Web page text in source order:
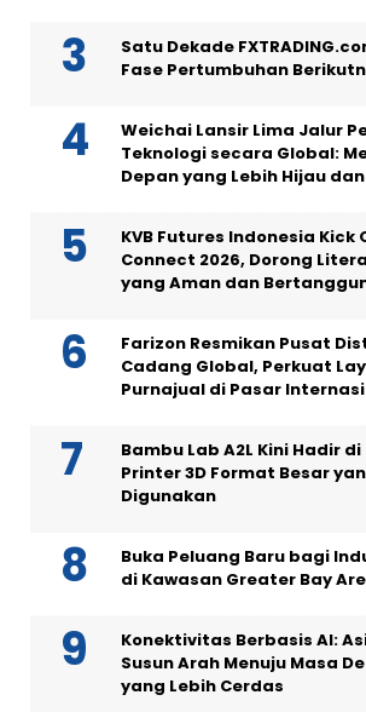
Satu Dekade
Fase Pertumbuhan
Weichai Lansir Lima Jalur
Teknologi secara Global:
Depan yang Lebih Hijau
KVB Futures Indonesia Kick
Connect 2026, Dorong
yang Aman dan
Farizon Resmikan Pusat
Cadang Global, Perkuat
Purnajual di Pasar
Bambu Lab A2L Kini Hadir
Printer 3D Format Besar
Digunakan
Buka Peluang Baru bagi
di Kawasan Greater Bay
Konektivitas Berbasis AI:
Susun Arah Menuju Masa
yang Lebih Cerdas